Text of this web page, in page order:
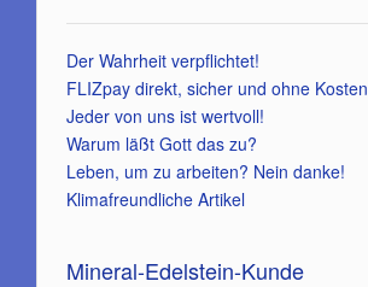
Der Wahrheit verpflichtet!
FLIZpay direkt, sicher und ohne Kosten
Jeder von uns ist wertvoll!
Warum läßt Gott das zu?
Leben, um zu arbeiten? Nein danke!
Klimafreundliche Artikel
Mineral-Edelstein-Kunde